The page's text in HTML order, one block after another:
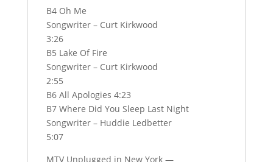
B4 Oh Me
Songwriter – Curt Kirkwood
3:26
B5 Lake Of Fire
Songwriter – Curt Kirkwood
2:55
B6 All Apologies 4:23
B7 Where Did You Sleep Last Night
Songwriter – Huddie Ledbetter
5:07
MTV Unplugged in New York —